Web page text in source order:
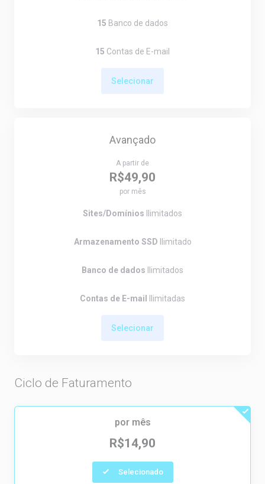
15 Banco de dados
15 Contas de E-mail
Selecionar
Avançado
A partir de
R$49,90
por mês
Sites/Domínios Ilimitados
Armazenamento SSD Ilimitado
Banco de dados Ilimitados
Contas de E-mail Ilimitadas
Selecionar
Ciclo de Faturamento
por mês
R$14,90
Selecionado